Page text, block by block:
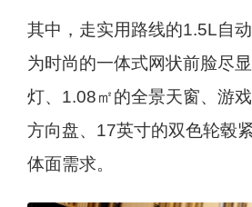
其中，走实用路线的1.5L自
为时尚的一体式网状前脸尽
灯、1.08㎡的全景天窗、游
方向盘、17英寸的双色轮毂
体面需求。